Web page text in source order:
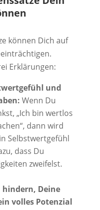
können Dich auf
Erklärungen:
und
Wenn Du
„Ich bin wertlos
dann wird
Selbstwertgefühl
dass Du
zweifelst.
hindern, Deine
volles Potenzial